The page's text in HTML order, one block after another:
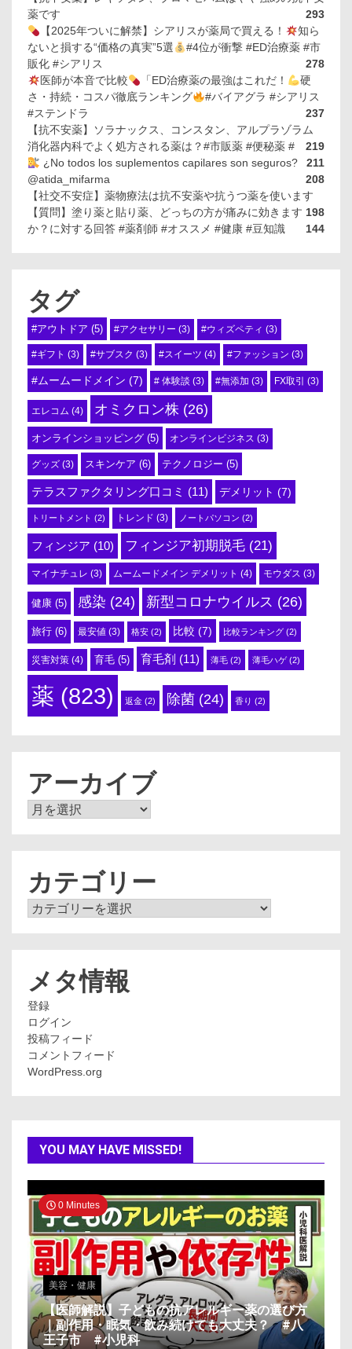
薬です
293
【2025年ついに解禁】シアリスが薬局で買える！
知ら
ないと損する“価格の真実”5選
#4位が衝撃 #ED治療薬 #市
販化 #シアリス
278
医師が本音で比較
「ED治療薬の最強はこれだ！
硬
さ・持続・コスパ徹底ランキング
#バイアグラ #シアリス
#ステンドラ
237
【抗不安薬】ソラナックス、コンスタン、アルプラゾラム
219
消化器内科でよく処方される薬は？#市販薬 #便秘薬 #
211
¿No todos los suplementos capilares son seguros?
@atida_mifarma
208
【社交不安症】薬物療法は抗不安薬や抗うつ薬を使います
198
【質問】塗り薬と貼り薬、どっちの方が痛みに効きます
か？に対する回答 #薬剤師 #オススメ #健康 #豆知識
144
タグ
#アウトドア (5) #アクセサリー (3) #ウィズペティ (3)
#ギフト (3) #サブスク (3) #スイーツ (4) #ファッション (3)
#ムームードメイン (7) # 体験談 (3) #無添加 (3) FX取引 (3)
エレコム (4) オミクロン株 (26)
オンラインショッピング (5) オンラインビジネス (3)
グッズ (3) スキンケア (6) テクノロジー (5)
テラスファクタリング口コミ (11) デメリット (7)
トリートメント (2) トレンド (3) ノートパソコン (2)
フィンジア (10) フィンジア初期脱毛 (21)
マイナチュレ (3) ムームードメイン デメリット (4) モウダス (3)
健康 (5) 感染 (24) 新型コロナウイルス (26)
旅行 (6) 最安値 (3) 格安 (2) 比較 (7) 比較ランキング (2)
災害対策 (4) 育毛 (5) 育毛剤 (11) 薄毛 (2) 薄毛ハゲ(2)
薬 (823) 返金 (2) 除菌 (24) 香り (2)
アーカイブ
ア
カテゴリー
カ
メタ情報
登録
ログイン
投稿フィード
コメントフィード
WordPress.org
YOU MAY HAVE MISSED!
0 Minutes
美容・健康
【医師解説】子どもの抗アレルギー薬の選び方
｜副作用・眠気・飲み続けても大丈夫？ #八
王子市 #小児科